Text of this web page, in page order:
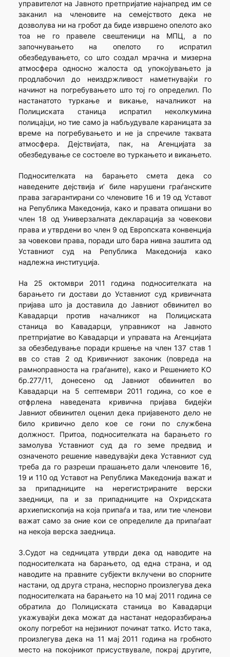
управителот на Јавното претпријатие најнапред им се
заканил на членовите на семејството дека не
дозволува ни на гробот да биде извршено опелото ако
тоа не го правеле свештеници на МПЦ, а по
започнувањето на опелото го испратил
обезбедувањето, со што создал мрачна и мизерна
атмосфера односно жалоста од упокојувањето ја
продлабочил до неиздржливост наметнувајќи го
начинот на погребувањето што тој го определил. По
настанатото туркање и викање, началникот на
Полициската станица испратил неколкумина
полицајци, но тие само ја набљудувале караницата за
време на погребувањето и не ја спречиле таквата
атмосфера. Дејствијата, пак, на Агенцијата за
обезбедување се состоеле во туркањето и викањето.
Подносителката на барањето смета дека со
наведените дејствија и’ биле нарушени граѓанските
права загарантирани со членовите 16 и 19 од Уставот
на Република Македонија, како и правата опишани во
член 18 од Универзалната декларација за човекови
права и утврдени во член 9 од Европската конвенција
за човекови права, поради што бара нивна заштита од
Уставниот суд на Република Македонија како
надлежна институција.
На 25 октомври 2011 година подносителката на
барањето ги достави до Уставниот суд кривичната
пријава што ја доставила до Јавниот обвинител во
Кавадарци против началникот на Полициската
станица во Кавадарци, управникот на Јавното
претпријатие во Кавадарци и управата на Агенцијата
за обезбедување поради кршење на член 137 став 1
вв со став 2 од Кривичниот законик (повреда на
рамноправноста на граѓаните), како и Решението КО
бр.277/11, донесено од Јавниот обвинител во
Кавадарци на 5 септември 2011 година, со кое е
отфрлена наведената кривична пријава бидејќи
Јавниот обвинител оценил дека пријавеното дело не
било кривично дело кое се гони по службена
должност. Притоа, подносителката на барањето го
замолува Уставниот суд да го земе предвид и
означеното решение наведувајќи дека Уставниот суд
треба да го разреши прашањето дали членовите 16,
19 и 110 од Уставот на Република Македонија важат и
за припадниците на нерегистрираните верски
заедници, па и за припадниците на Охридската
архиепископија на која припаѓа и таа, или тие членови
важат само за оние кои се определиле да припаѓаат
на некоја верска заедница.
3.Судот на седницата утврди дека од наводите на
подносителката на барањето, од една страна, и од
наводите на правните субјекти вклучени во спорните
настани, од друга страна, неспорно произлегува дека
подносителката на барањето на 10 мај 2011 година се
обратила до Полициската станица во Кавадарци
укажувајќи дека можат да настанат недоразбирања
околу погребот на нејзиниот починат татко. Исто така,
произлегува дека на 11 мај 2011 година на гробното
место на покојникот присуствувале, покрај другите,